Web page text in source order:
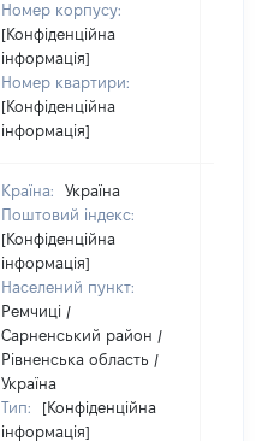
Номер корпусу:
[Конфіденційна
інформація]
Номер квартири:
[Конфіденційна
інформація]
Країна:
Україна
Поштовий індекс:
[Конфіденційна
інформація]
Населений пункт:
Ремчиці /
Сарненський район /
Рівненська область /
Україна
Тип:
[Конфіденційна
інформація]